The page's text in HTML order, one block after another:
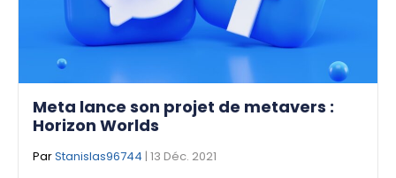
Meta lance son projet de metavers :
Horizon Worlds
ParStanislas96744 | 13 Déc. 2021